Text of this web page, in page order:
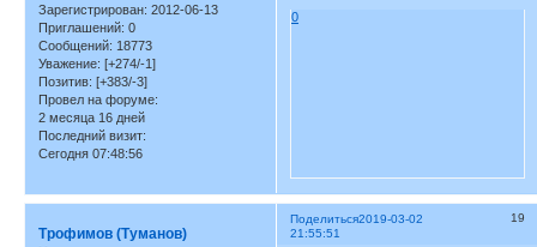
Зарегистрирован: 2012-06-13
Приглашений: 0
Сообщений: 18773
Уважение: [+274/-1]
Позитив: [+383/-3]
Провел на форуме:
2 месяца 16 дней
Последний визит:
Сегодня 07:48:56
0
Поделиться 19
2019-03-02
21:55:51
Трофимов (Туманов)